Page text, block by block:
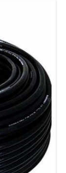
la taiere -
pentru
se poate folosi cu
la gazele de
mare.
si la